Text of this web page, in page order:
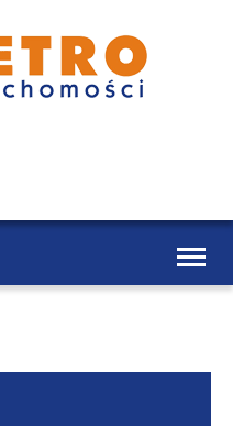
Toggle